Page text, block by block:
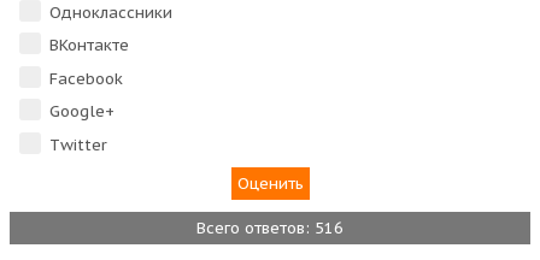
Одноклассники
ВКонтакте
Facebook
Google+
Тwitter
Всего ответов: 516